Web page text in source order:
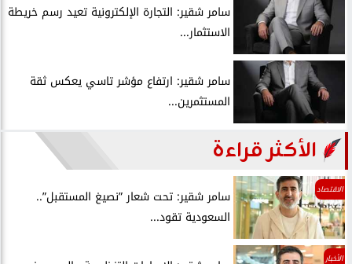
سامر شقير: التجارة الإلكترونية تعيد رسم خريطة
الاستثمار...
سامر شقير: ارتفاع مؤشر تاسي يعكس ثقة
المستثمرين...
الأكثر قراءة
الاقتصاد
سامر شقير: تحت شعار ”نصيغ المستقبل”..
السعودية تقود...
الأخبار